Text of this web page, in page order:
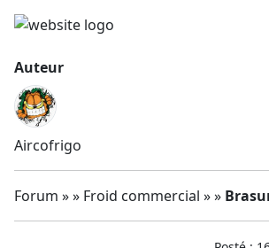
Auteur
Aircofrigo
Forum » » Froid commercial » »